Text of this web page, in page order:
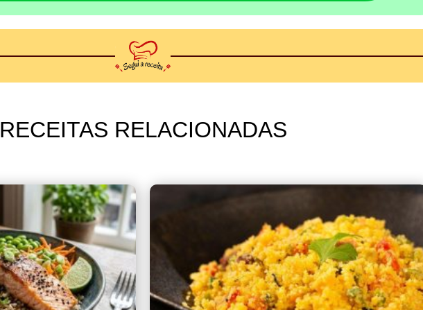
RECEITAS RELACIONADAS